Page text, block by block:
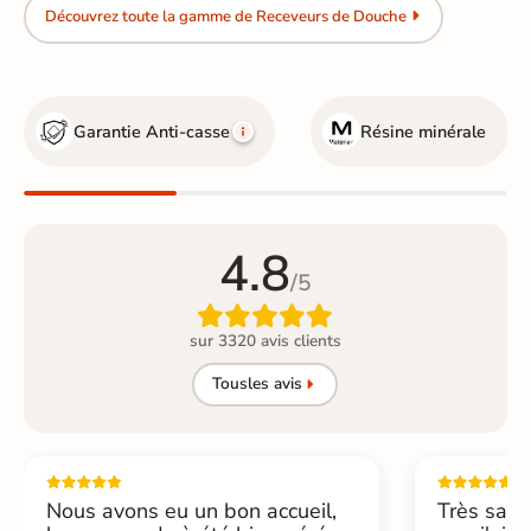
Découvrez toute la gamme de Receveurs de Douche
Garantie Anti-casse Résine minérale
4.8/5

sur 3320 avis clients
Tousles avis
Nous avons eu un bon accueil,
Très